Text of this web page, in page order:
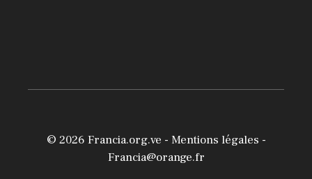
© 2026 Francia.org.ve - Mentions légales -
Francia@orange.fr